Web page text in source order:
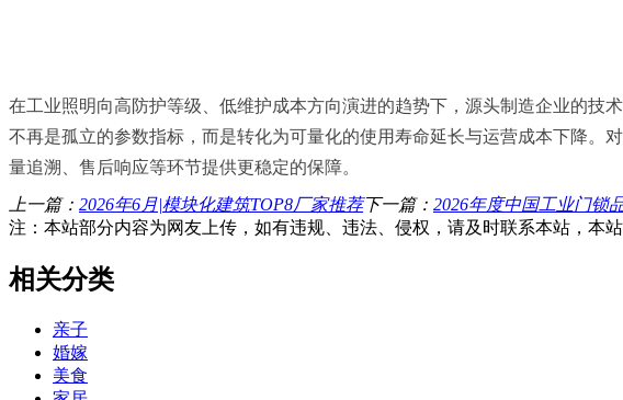
在工业照明向高防护等级、低维护成本方向演进的趋势下，源头制造企业的技
不再是孤立的参数指标，而是转化为可量化的使用寿命延长与运营成本下降。
量追溯、售后响应等环节提供更稳定的保障。
上一篇： 2026年6月|模块化建筑TOP8厂家推荐下一篇： 2026年度中国工业门锁
注：本站部分内容为网友上传，如有违规、违法、侵权，请及时联系本站，本
相关分类
亲子
婚嫁
美食